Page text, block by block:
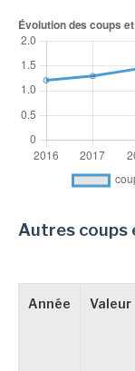
Autres coups
Année Valeur